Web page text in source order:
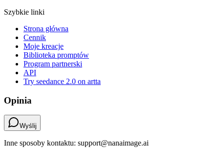
Szybkie linki
Strona główna
Cennik
Moje kreacje
Biblioteka promptów
Program partnerski
API
Try seedance 2.0 on artta
Opinia
Wyślij
Inne sposoby kontaktu: support@nanaimage.ai